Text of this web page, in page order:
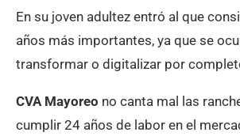
En su joven adultez entró al que
años más importantes, ya que se
transformar o digitalizar por
CVA Mayoreo no canta mal las
cumplir 24 años de labor en el